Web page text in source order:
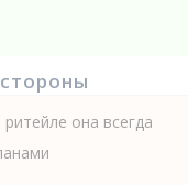
она всегда